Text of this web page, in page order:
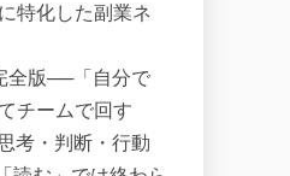
特化した副業ネ
全版──「自分で
チームで回す
考・判断・行動